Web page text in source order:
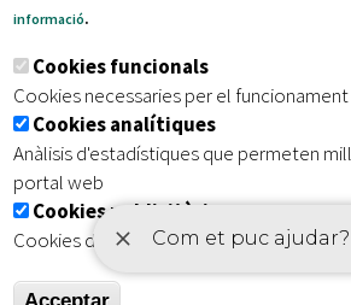
Subscriu-te al nostre butlletí
Inici | Avís legal | Protecció de dades
| Accessibilitat
informació.
Cookies funcionals
Cookies necessaries per el
Cookies analítiques
Anàlisis d'estadístiques que permeten
portal web
Cookies publicitàries
Cookies de tercers amb finalitat